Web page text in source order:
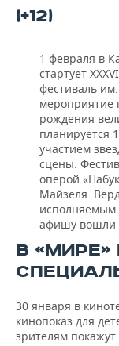
(+12)
1 февраля в
стартует
фестиваль
мероприятие
рождения
планируется
участием
сцены.
оперой
Майзеля.
исполняемым
афишу вошли
В
30 января в
кинопоказ для
зрителям